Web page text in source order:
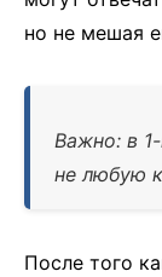
но не мешая
Важно: в
не любую
После того